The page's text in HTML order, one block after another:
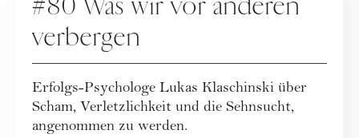
verbergen
Erfolgs-Psychologe Lukas Klaschinski über
Scham, Verletzlichkeit und die Sehnsucht,
angenommen zu werden.